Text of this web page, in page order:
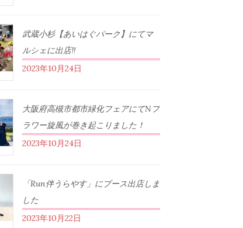
武蔵小杉【あいはぐパーク】にてマ
ルシェに出店‼︎
2023年10月24日
大阪府高槻市都市緑化フェアにてNフ
ラワー旋風が巻き起こりました！
2023年10月24日
「Run伴うらやす」にブース出店しま
した
2023年10月22日